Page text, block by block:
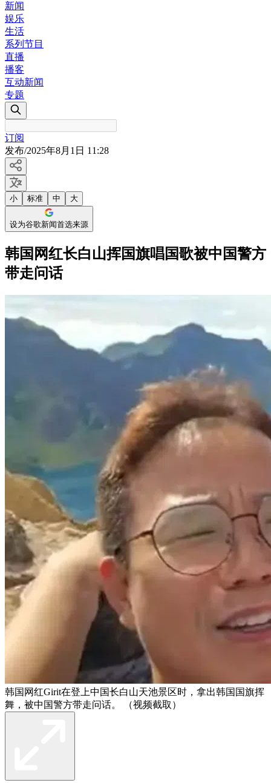
新闻
娱乐
生活
系列节目
直播
播客
互动新闻
专题
订阅
发布/2025年8月1日 11:28
小 标准 中 大
设为谷歌新闻首选来源
韩国网红长白山挥国旗唱国歌被中国警方
带走问话
韩国网红Girit在登上中国长白山天池景区时，拿出韩国国旗挥
舞，被中国警方带走问话。 （视频截取）